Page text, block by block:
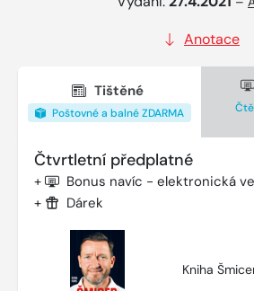
Anotace
Tištěné
Poštovné a balné ZDARMA
Čtvrtletní předplatné
+ Bonus navíc - elektronická
+ Dárek
Kniha